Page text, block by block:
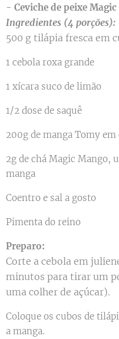
- Ceviche de peixe
Ingredientes (4 porções):
500 g tilápia fresca em
1 cebola roxa grande
1 xícara suco de limão
1/2 dose de saquê
200g de manga Tomy em
2g de chá Magic Mango,
manga
Coentro e sal a gosto
Pimenta do reino
Preparo:
Corte a cebola em
minutos para tirar um
uma colher de açúcar).
Coloque os cubos de
a manga.